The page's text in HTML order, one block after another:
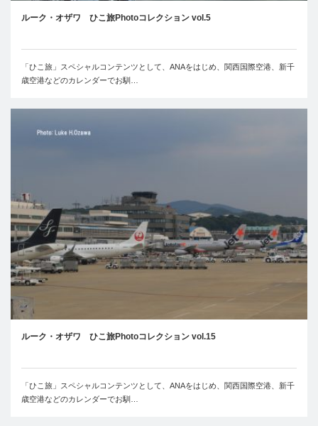
ルーク・オザワ ひこ旅Photoコレクション vol.5
「ひこ旅」スペシャルコンテンツとして、ANAをはじめ、関西国際空港、新千
歳空港などのカレンダーでお馴…
ルーク・オザワ ひこ旅Photoコレクション vol.15
「ひこ旅」スペシャルコンテンツとして、ANAをはじめ、関西国際空港、新千
歳空港などのカレンダーでお馴…